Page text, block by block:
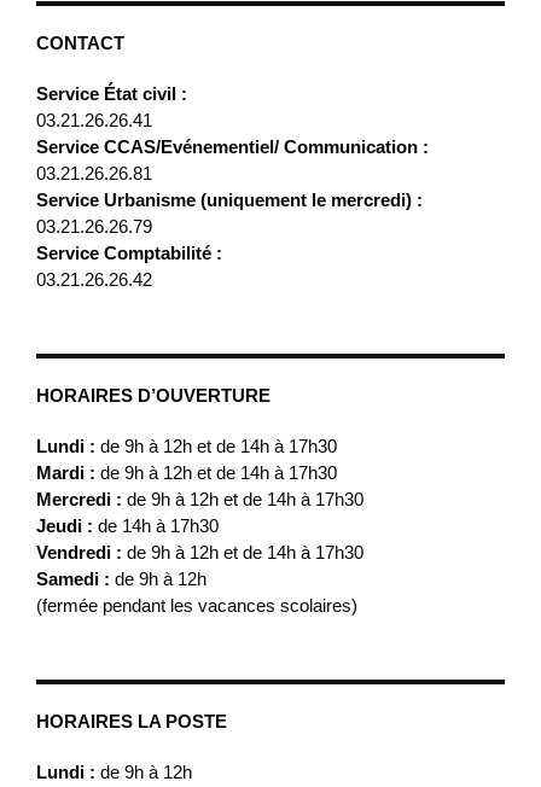
CONTACT
Service État civil :
03.21.26.26.41
Service CCAS/Evénementiel/ Communication :
03.21.26.26.81
Service Urbanisme (uniquement le mercredi) :
03.21.26.26.79
Service Comptabilité :
03.21.26.26.42
HORAIRES D’OUVERTURE
Lundi : de 9h à 12h et de 14h à 17h30
Mardi : de 9h à 12h et de 14h à 17h30
Mercredi : de 9h à 12h et de 14h à 17h30
Jeudi : de 14h à 17h30
Vendredi : de 9h à 12h et de 14h à 17h30
Samedi : de 9h à 12h
(fermée pendant les vacances scolaires)
HORAIRES LA POSTE
Lundi : de 9h à 12h